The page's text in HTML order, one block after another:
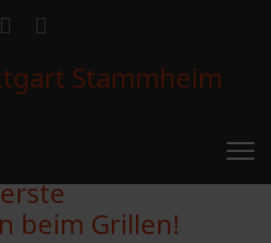
beim Grillen!